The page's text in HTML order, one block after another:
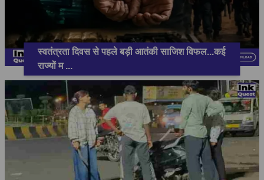
स्वतंत्रता दिवस से पहले बड़ी आतंकी साजिश विफल...कई
राज्यों म...